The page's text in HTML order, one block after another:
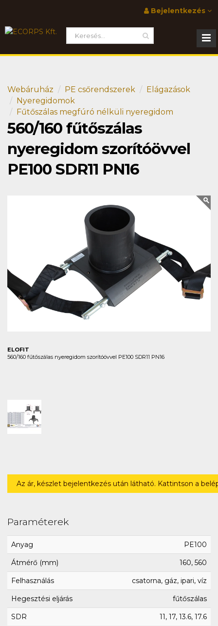
Bejelentkezés
Webáruház PE csőrendszerek
Elágazások
Nyeregidomok
Fűtőszálas megfúró nélküli nyeregidom
560/160 fűtőszálas
nyeregidom szorítóövvel
PE100 SDR11 PN16
ELOFIT
560/160 fűtőszálas nyeregidom szorítóövvel PE100 SDR11 PN16
Az ár, készlet bejelentkezés után látható. Kattintson a
Paraméterek
Anyag PE100
Átmérő (mm) 160, 560
Felhasználás csatorna, gáz, ipari, víz
Hegesztési eljárás fűtőszálas
SDR 11, 17, 13.6, 17.6